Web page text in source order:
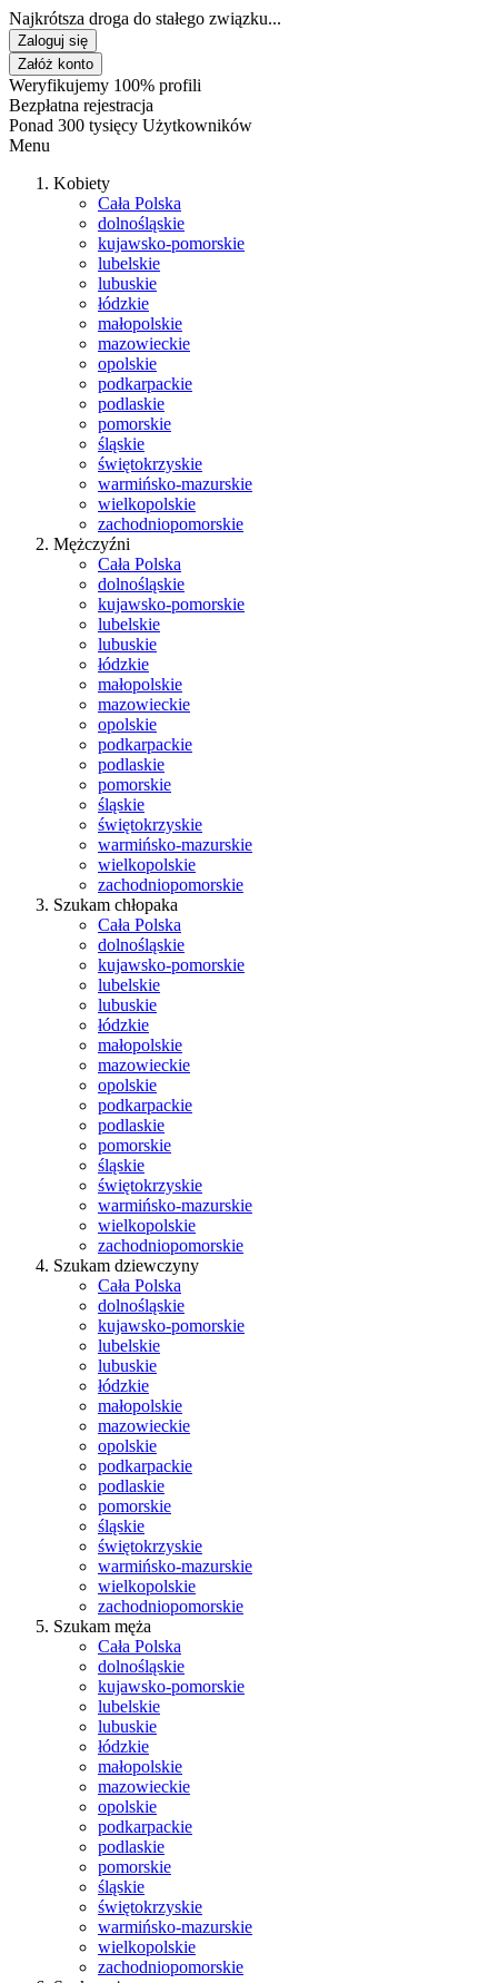
Najkrótsza droga do stałego związku...
Zaloguj się
Załóż konto
Weryfikujemy 100% profili
Bezpłatna rejestracja
Ponad 300 tysięcy Użytkowników
Menu
Kobiety
Cała Polska
dolnośląskie
kujawsko-pomorskie
lubelskie
lubuskie
łódzkie
małopolskie
mazowieckie
opolskie
podkarpackie
podlaskie
pomorskie
śląskie
świętokrzyskie
warmińsko-mazurskie
wielkopolskie
zachodniopomorskie
Mężczyźni
Cała Polska
dolnośląskie
kujawsko-pomorskie
lubelskie
lubuskie
łódzkie
małopolskie
mazowieckie
opolskie
podkarpackie
podlaskie
pomorskie
śląskie
świętokrzyskie
warmińsko-mazurskie
wielkopolskie
zachodniopomorskie
Szukam chłopaka
Cała Polska
dolnośląskie
kujawsko-pomorskie
lubelskie
lubuskie
łódzkie
małopolskie
mazowieckie
opolskie
podkarpackie
podlaskie
pomorskie
śląskie
świętokrzyskie
warmińsko-mazurskie
wielkopolskie
zachodniopomorskie
Szukam dziewczyny
Cała Polska
dolnośląskie
kujawsko-pomorskie
lubelskie
lubuskie
łódzkie
małopolskie
mazowieckie
opolskie
podkarpackie
podlaskie
pomorskie
śląskie
świętokrzyskie
warmińsko-mazurskie
wielkopolskie
zachodniopomorskie
Szukam męża
Cała Polska
dolnośląskie
kujawsko-pomorskie
lubelskie
lubuskie
łódzkie
małopolskie
mazowieckie
opolskie
podkarpackie
podlaskie
pomorskie
śląskie
świętokrzyskie
warmińsko-mazurskie
wielkopolskie
zachodniopomorskie